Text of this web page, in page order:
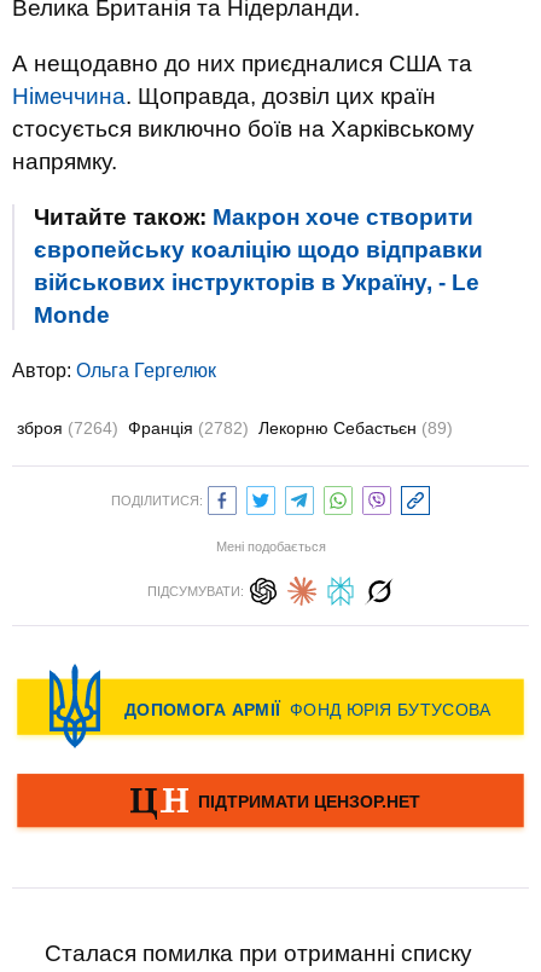
Велика Британія та Нідерланди.
А нещодавно до них приєдналися США та
Німеччина. Щоправда, дозвіл цих країн
стосується виключно боїв на Харківському
напрямку.
Читайте також: Макрон хоче створити
європейську коаліцію щодо відправки
військових інструкторів в Україну, - Le
Monde
Автор: Ольга Гергелюк
зброя (7264) Франція (2782) Лекорню Себастьєн (89)
ПОДІЛИТИСЯ:
Мені подобається
ПІДСУМУВАТИ:
Сталася помилка при отриманні списку